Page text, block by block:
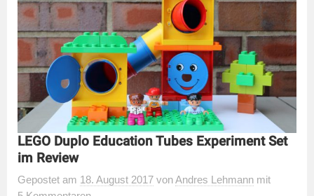
LEGO Duplo Education Tubes Experiment Set
im Review
Gepostet am 18. August 2017 vonAndres Lehmann mit